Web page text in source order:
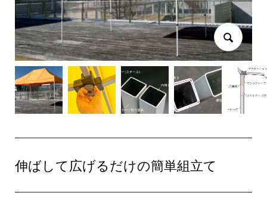
伸ばして広げるだけの簡単組立て